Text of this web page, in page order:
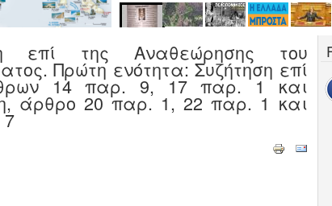
επί της Αναθεώρησης του
Πρώτη ενότητα: Συζήτηση επί
14 παρ. 9, 17 παρ. 1 και
άρθρο 20 παρ. 1, 22 παρ. 1 και